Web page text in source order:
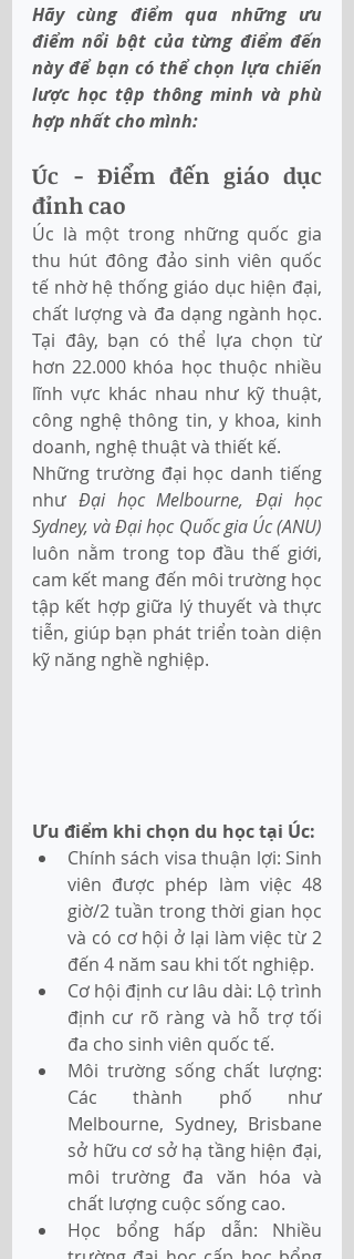
Hãy cùng điểm qua những ưu
điểm nổi bật của từng điểm đến
này để bạn có thể chọn lựa chiến
lược học tập thông minh và phù
hợp nhất cho mình:
Úc - Điểm đến giáo dục
đỉnh cao
Úc là một trong những quốc gia
thu hút đông đảo sinh viên quốc
tế nhờ hệ thống giáo dục hiện đại,
chất lượng và đa dạng ngành học.
Tại đây, bạn có thể lựa chọn từ
hơn 22.000 khóa học thuộc nhiều
lĩnh vực khác nhau như kỹ thuật,
công nghệ thông tin, y khoa, kinh
doanh, nghệ thuật và thiết kế.
Những trường đại học danh tiếng
như Đại học Melbourne, Đại học
Sydney, và Đại học Quốc gia Úc (ANU)
luôn nằm trong top đầu thế giới,
cam kết mang đến môi trường học
tập kết hợp giữa lý thuyết và thực
tiễn, giúp bạn phát triển toàn diện
kỹ năng nghề nghiệp.
Ưu điểm khi chọn du học tại Úc:
Chính sách visa thuận lợi: Sinh
viên được phép làm việc 48
giờ/2 tuần trong thời gian học
và có cơ hội ở lại làm việc từ 2
đến 4 năm sau khi tốt nghiệp.
Cơ hội định cư lâu dài: Lộ trình
định cư rõ ràng và hỗ trợ tối
đa cho sinh viên quốc tế.
Môi trường sống chất lượng:
Các thành phố như
Melbourne, Sydney, Brisbane
sở hữu cơ sở hạ tầng hiện đại,
môi trường đa văn hóa và
chất lượng cuộc sống cao.
Học bổng hấp dẫn: Nhiều